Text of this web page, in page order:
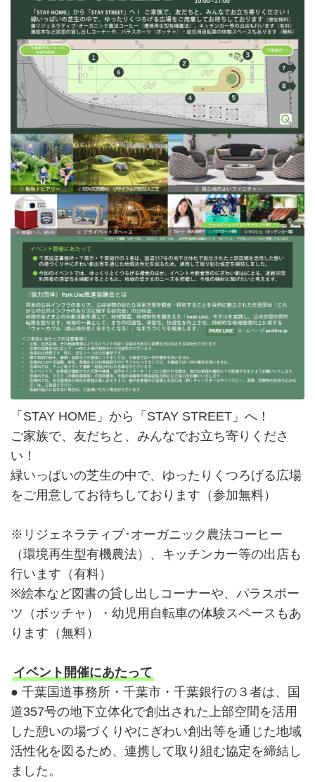
「STAY HOME」から「STAY STREET」へ！
ご家族で、友だちと、みんなでお立ち寄りくださ
い！
緑いっぱいの芝生の中で、ゆったりくつろげる広場
をご用意してお待ちしております（参加無料）
※リジェネラティブ･オーガニック農法コーヒー
（環境再生型有機農法）、キッチンカー等の出店も
行います（有料）
※絵本など図書の貸し出しコーナーや、パラスポー
ツ（ボッチャ）・幼児用自転車の体験スペースもあ
ります（無料）
イベント開催にあたって
● 千葉国道事務所・千葉市・千葉銀行の３者は、国
道357号の地下立体化で創出された上部空間を活用
した憩いの場づくりやにぎわい創出等を通じた地域
活性化を図るため、連携して取り組む協定を締結し
ました。